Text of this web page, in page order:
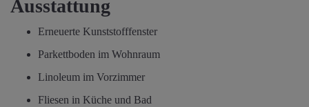
Ausstattung
Erneuerte Kunststofffenster
Parkettboden im Wohnraum
Linoleum im Vorzimmer
Fliesen in Küche und Bad